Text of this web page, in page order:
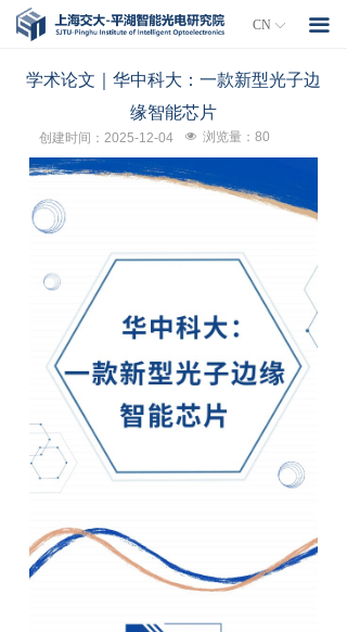
끀
首页
研究院简介
人才服务
封测平台
项目孵化
工程师培训
政策文件
联系我们
ꀅ
CN
学术论文｜华中科大：一款新型光子边
缘智能芯片
넶 浏览量： 80
创建时间： 2025-12-04